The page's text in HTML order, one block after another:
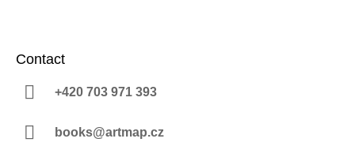
Contact
+420 703 971 393
books@artmap.cz